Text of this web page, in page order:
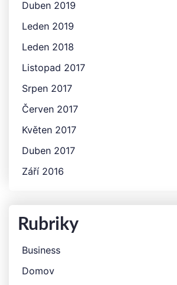
Duben 2019
Leden 2019
Leden 2018
Listopad 2017
Srpen 2017
Červen 2017
Květen 2017
Duben 2017
Září 2016
Rubriky
Business
Domov